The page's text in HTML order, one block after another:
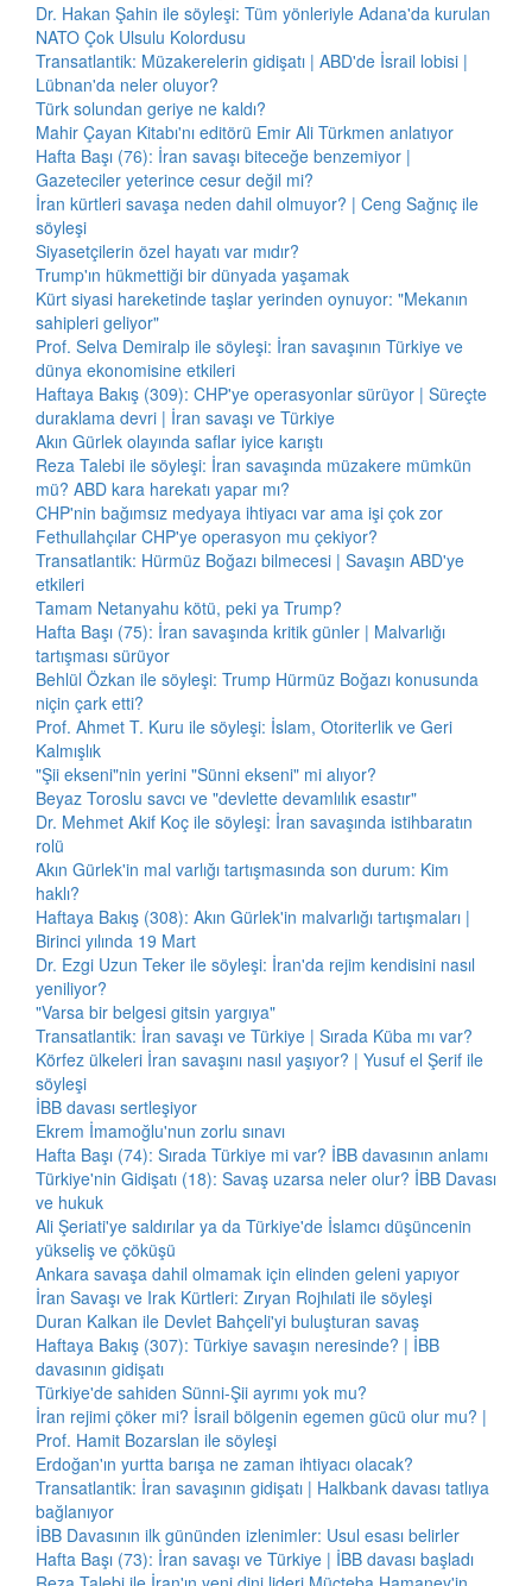
Dr. Hakan Şahin ile söyleşi: Tüm yönleriyle Adana'da kurulan
NATO Çok Ulsulu Kolordusu
Transatlantik: Müzakerelerin gidişatı | ABD'de İsrail lobisi |
Lübnan'da neler oluyor?
Türk solundan geriye ne kaldı?
Mahir Çayan Kitabı'nı editörü Emir Ali Türkmen anlatıyor
Hafta Başı (76): İran savaşı biteceğe benzemiyor |
Gazeteciler yeterince cesur değil mi?
İran kürtleri savaşa neden dahil olmuyor? | Ceng Sağnıç ile
söyleşi
Siyasetçilerin özel hayatı var mıdır?
Trump'ın hükmettiği bir dünyada yaşamak
Kürt siyasi hareketinde taşlar yerinden oynuyor: "Mekanın
sahipleri geliyor"
Prof. Selva Demiralp ile söyleşi: İran savaşının Türkiye ve
dünya ekonomisine etkileri
Haftaya Bakış (309): CHP'ye operasyonlar sürüyor | Süreçte
duraklama devri | İran savaşı ve Türkiye
Akın Gürlek olayında saflar iyice karıştı
Reza Talebi ile söyleşi: İran savaşında müzakere mümkün
mü? ABD kara harekatı yapar mı?
CHP'nin bağımsız medyaya ihtiyacı var ama işi çok zor
Fethullahçılar CHP'ye operasyon mu çekiyor?
Transatlantik: Hürmüz Boğazı bilmecesi | Savaşın ABD'ye
etkileri
Tamam Netanyahu kötü, peki ya Trump?
Hafta Başı (75): İran savaşında kritik günler | Malvarlığı
tartışması sürüyor
Behlül Özkan ile söyleşi: Trump Hürmüz Boğazı konusunda
niçin çark etti?
Prof. Ahmet T. Kuru ile söyleşi: İslam, Otoriterlik ve Geri
Kalmışlık
"Şii ekseni"nin yerini "Sünni ekseni" mi alıyor?
Beyaz Toroslu savcı ve "devlette devamlılık esastır"
Dr. Mehmet Akif Koç ile söyleşi: İran savaşında istihbaratın
rolü
Akın Gürlek'in mal varlığı tartışmasında son durum: Kim
haklı?
Haftaya Bakış (308): Akın Gürlek'in malvarlığı tartışmaları |
Birinci yılında 19 Mart
Dr. Ezgi Uzun Teker ile söyleşi: İran'da rejim kendisini nasıl
yeniliyor?
"Varsa bir belgesi gitsin yargıya"
Transatlantik: İran savaşı ve Türkiye | Sırada Küba mı var?
Körfez ülkeleri İran savaşını nasıl yaşıyor? | Yusuf el Şerif ile
söyleşi
İBB davası sertleşiyor
Ekrem İmamoğlu'nun zorlu sınavı
Hafta Başı (74): Sırada Türkiye mi var? İBB davasının anlamı
Türkiye'nin Gidişatı (18): Savaş uzarsa neler olur? İBB Davası
ve hukuk
Ali Şeriati'ye saldırılar ya da Türkiye'de İslamcı düşüncenin
yükseliş ve çöküşü
Ankara savaşa dahil olmamak için elinden geleni yapıyor
İran Savaşı ve Irak Kürtleri: Zıryan Rojhılati ile söyleşi
Duran Kalkan ile Devlet Bahçeli'yi buluşturan savaş
Haftaya Bakış (307): Türkiye savaşın neresinde? | İBB
davasının gidişatı
Türkiye'de sahiden Sünni-Şii ayrımı yok mu?
İran rejimi çöker mi? İsrail bölgenin egemen gücü olur mu? |
Prof. Hamit Bozarslan ile söyleşi
Erdoğan'ın yurtta barışa ne zaman ihtiyacı olacak?
Transatlantik: İran savaşının gidişatı | Halkbank davası tatlıya
bağlanıyor
İBB Davasının ilk gününden izlenimler: Usul esası belirler
Hafta Başı (73): İran savaşı ve Türkiye | İBB davası başladı